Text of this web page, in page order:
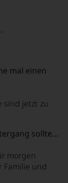
mal einen
sind jetzt zu
sollte…
morgen
Familie und